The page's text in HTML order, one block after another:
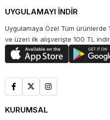
UYGULAMAYI İNDİR
Uygulamaya Özel Tüm ürünlerde
ve üzeri ilk alışverişte 100 TL
KURUMSAL